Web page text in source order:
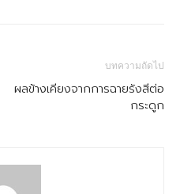
บทความถัดไป
ผลข้างเคียงจากการฉายรังสีต่อ
กระดูก